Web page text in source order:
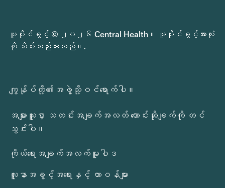
မူပိုင်ခွင့် © ၂၀၂၆ Central Health။ မူပိုင်ခွင့်အားလုံး
ကို သိမ်းဆည်းထားသည်။.
ကျွန်ုပ်တို့၏အဖွဲ့သို့ဝင်ရောက်ပါ။
အများသူငှာ သတင်းအချက်အလတ် တောင်းဆိုချက်ကို တင်
သွင်းပါ။
ကိုယ်ရေးအချက်အလက်မူဝါဒ
လူနာအခွင့်အရေးနှင့် တာဝန်များ